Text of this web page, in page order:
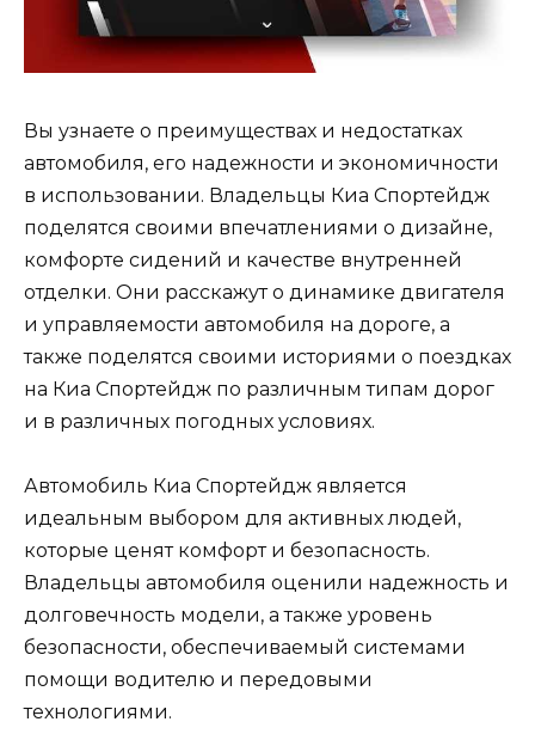
Вы узнаете о преимуществах и недостатках
автомобиля, его надежности и экономичности
в использовании. Владельцы Киа Спортейдж
поделятся своими впечатлениями о дизайне,
комфорте сидений и качестве внутренней
отделки. Они расскажут о динамике двигателя
и управляемости автомобиля на дороге, а
также поделятся своими историями о поездках
на Киа Спортейдж по различным типам дорог
и в различных погодных условиях.
Автомобиль Киа Спортейдж является
идеальным выбором для активных людей,
которые ценят комфорт и безопасность.
Владельцы автомобиля оценили надежность и
долговечность модели, а также уровень
безопасности, обеспечиваемый системами
помощи водителю и передовыми
технологиями.